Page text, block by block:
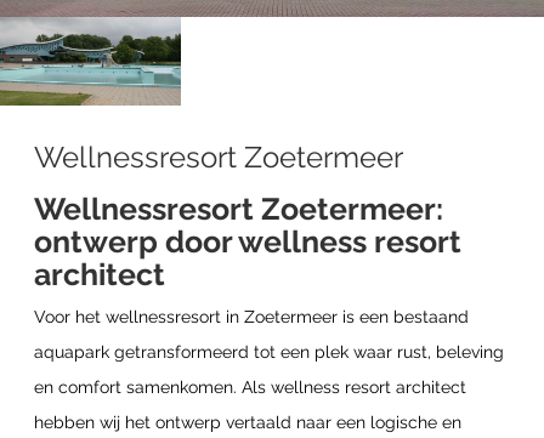
Wellnessresort Zoetermeer
Wellnessresort Zoetermeer:
ontwerp door wellness resort
architect
Voor het wellnessresort in Zoetermeer is een bestaand
aquapark getransformeerd tot een plek waar rust, beleving
en comfort samenkomen. Als wellness resort architect
hebben wij het ontwerp vertaald naar een logische en